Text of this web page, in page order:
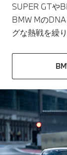
SUPER GTや
BMW Mの
グな熱戦を繰り